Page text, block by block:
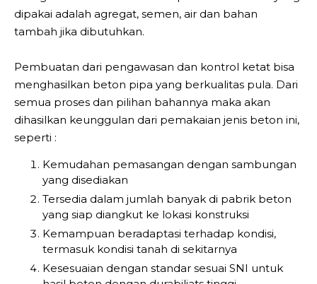
dipakai adalah agregat, semen, air dan bahan
tambah jika dibutuhkan.
Pembuatan dari pengawasan dan kontrol ketat bisa
menghasilkan beton pipa yang berkualitas pula. Dari
semua proses dan pilihan bahannya maka akan
dihasilkan keunggulan dari pemakaian jenis beton ini,
seperti :
Kemudahan pemasangan dengan sambungan
yang disediakan
Tersedia dalam jumlah banyak di pabrik beton
yang siap diangkut ke lokasi konstruksi
Kemampuan beradaptasi terhadap kondisi,
termasuk kondisi tanah di sekitarnya
Kesesuaian dengan standar sesuai SNI untuk